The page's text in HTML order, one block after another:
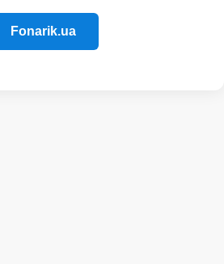
Fonarik.ua